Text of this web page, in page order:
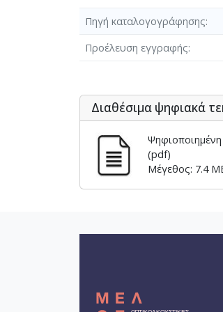
[Φάκελος]
[Φάκελος]
[Φάκελος]
[Φάκελος]
[Φάκελος]
[Φάκελος]
[Φάκελος]
[Φάκελος]
[Φάκελος]
[Φάκελος]
Πηγή καταλογογράφησης
Προέλευση εγγραφής
Διαθέσιμα ψηφιακά
(pdf)
Μέγεθος: 7.4